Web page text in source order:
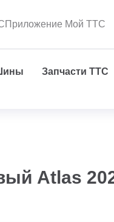
Приложение Мой ТТС
Запчасти ТТС
Atlas